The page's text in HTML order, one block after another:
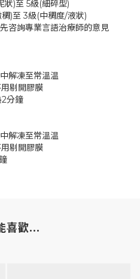
)至 5級(細碎型)
)至 3級(中稠度/液狀)
咨詢專業言語治療師的意見
解凍至常溫温
剔開膠膜
分鐘
解凍至常溫温
剔開膠膜
喜歡...